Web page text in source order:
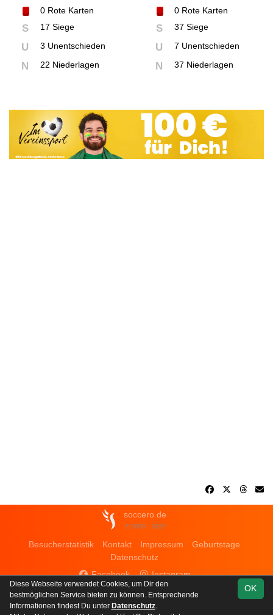
0 Rote Karten
S 17 Siege
U 3 Unentschieden
N 22 Niederlagen
0Rote Karten
S 37 Siege
U 7 Unentschieden
N 37 Niederlagen
soccero.de
© 2006 - 2026
Besucherstatistik Kontakt Impressum
Geburtstage
Datenschutz
Facebook
Instagram
OK
Diese Webseite verwendet Cookies, um Dir den
bestmöglichen Service bieten zu können. Entsprechende
Informationen findest Du unter Datenschutz.